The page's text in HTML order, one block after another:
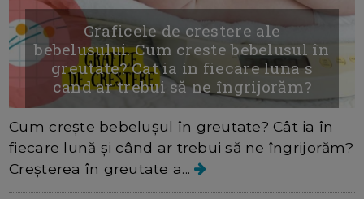
Graficele de crestere ale
bebelusului. Cum creste bebelusul în
greutate? Cat ia in fiecare luna s
cand ar trebui să ne îngrijorăm?
Cum crește bebelușul în greutate? Cât ia în
fiecare lună și când ar trebui să ne îngrijorăm?
Creșterea în greutate a...